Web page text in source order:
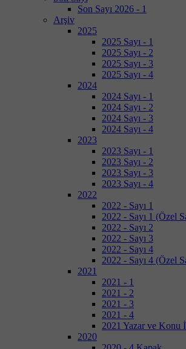
Son Sayı 2026 - 1
Arşiv
2025
2025 Sayı - 1
2025 Sayı - 2
2025 Sayı - 3
2025 Sayı - 4
2024
2024 Sayı - 1
2024 Sayı - 2
2024 Sayı - 3
2024 Sayı - 4
2023
2023 Sayı - 1
2023 Sayı - 2
2023 Sayı - 3
2023 Sayı - 4
2022
2022 - Sayı 1
2022 - Sayı 1 (Özel
2022 - Sayı 2
2022 - Sayı 3
2022 - Sayı 4
2022 - Sayı 4 (Özel
2021
2021 - 1
2021 - 2
2021 - 3
2021 - 4
2021 Yazar ve Konu
2020